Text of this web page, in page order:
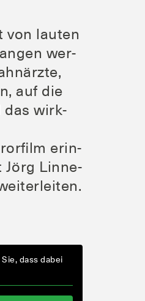
von lau­ten
wer­
auf die
das wirk­
erin­
Jörg Lin­ne­
dass dabei